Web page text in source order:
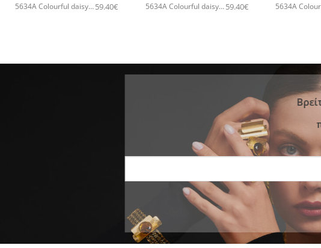
5634A Colourful daisy pendant χειροποίητο κολιέ Catherine bijoux Πορτοκαλί59.40€ 5634A Colourful daisy pendant χειροποίητο κολιέ Catherine bijoux Πράσινο59.40€